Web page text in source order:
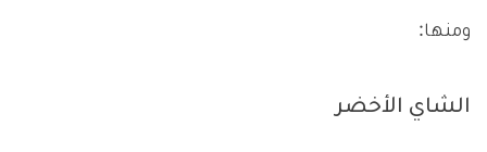
ومنها:
الشاي الأخضر